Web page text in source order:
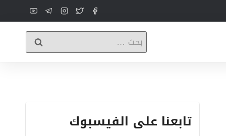
البحث
عن:
تابعنا على الفيسبوك